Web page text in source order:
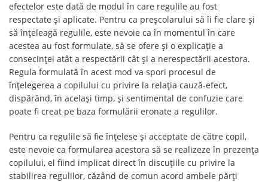
efectelor este dată de modul în care regulile au fost
respectate și aplicate. Pentru ca preșcolarului să îi fie clare și
să înțeleagă regulile, este nevoie ca în momentul în care
acestea au fost formulate, să se ofere și o explicație a
consecinței atât a respectării cât și a nerespectării acestora.
Regula formulată în acest mod va spori procesul de
înțelegerea a copilului cu privire la relația cauză-efect,
dispărând, în același timp, și sentimental de confuzie care
poate fi creat pe baza formulării eronate a regulilor.
Pentru ca regulile să fie înțelese și acceptate de către copil,
este nevoie ca formularea acestora să se realizeze în prezența
copilului, el fiind implicat direct în discuțiile cu privire la
stabilirea regulilor, căzând de comun acord ambele părți